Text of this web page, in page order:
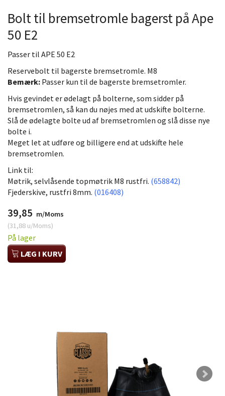
Bolt til bremsetromle bagerst på Ape
50 E2
Passer til APE 50 E2
Reservebolt til bagerste bremsetromle. M8
Bemærk: Passer kun til de bagerste bremsetromler.
Hvis gevindet er ødelagt på bolterne, som sidder på
bremsetromlen, så kan du nøjes med at udskifte bolterne.
Slå de ødelagte bolte ud af bremsetromlen og slå disse nye
bolte i.
Meget let at udføre og billigere end at udskifte hele
bremsetromlen.
Link til:
Møtrik, selvlåsende topmøtrik M8 rustfri. (658842)
Fjederskive, rustfri 8mm. (016408)
39,85 m/Moms
(31,88 u/Moms)
På lager
LÆG I KURV